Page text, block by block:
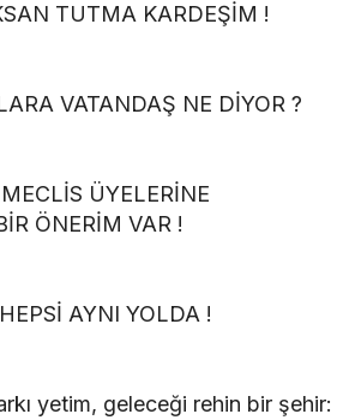
TUTMA KARDEŞİM !
VATANDAŞ NE DİYOR ?
ÜYELERİNE
ÖNERİM VAR !
AYNI YOLDA !
yetim, geleceği rehin bir şehir: